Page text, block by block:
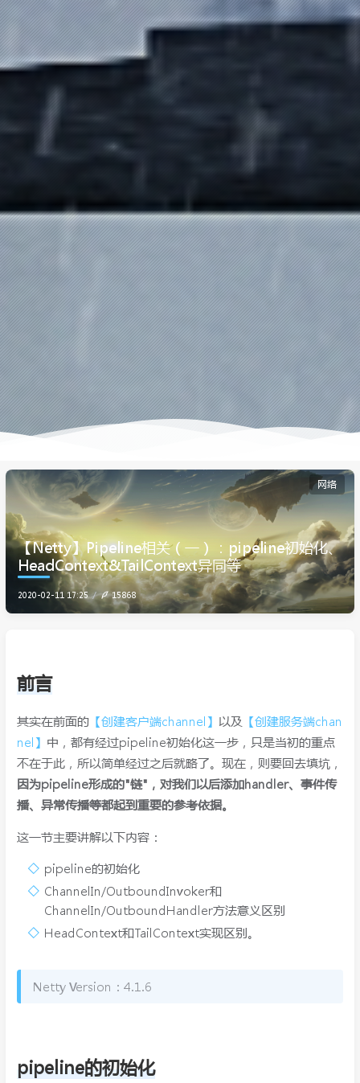
网络
【Netty】Pipeline相关（一）：pipeline初始化、
HeadContext&TailContext异同等
2020-02-11 17:25 15868
前言
其实在前面的 【创建客户端channel】 以及 【创建服务端chan
nel】 中，都有经过pipeline初始化这一步，只是当初的重点
不在于此，所以简单经过之后就略了。现在，则要回去填坑，
因为pipeline形成的"链"，对我们以后添加handler、事件传
播、异常传播等都起到重要的参考依据。
这一节主要讲解以下内容：
pipeline的初始化
ChannelIn/OutboundInvoker和
ChannelIn/OutboundHandler方法意义区别
HeadContext和TailContext实现区别。
Netty Version：4.1.6
pipeline的初始化